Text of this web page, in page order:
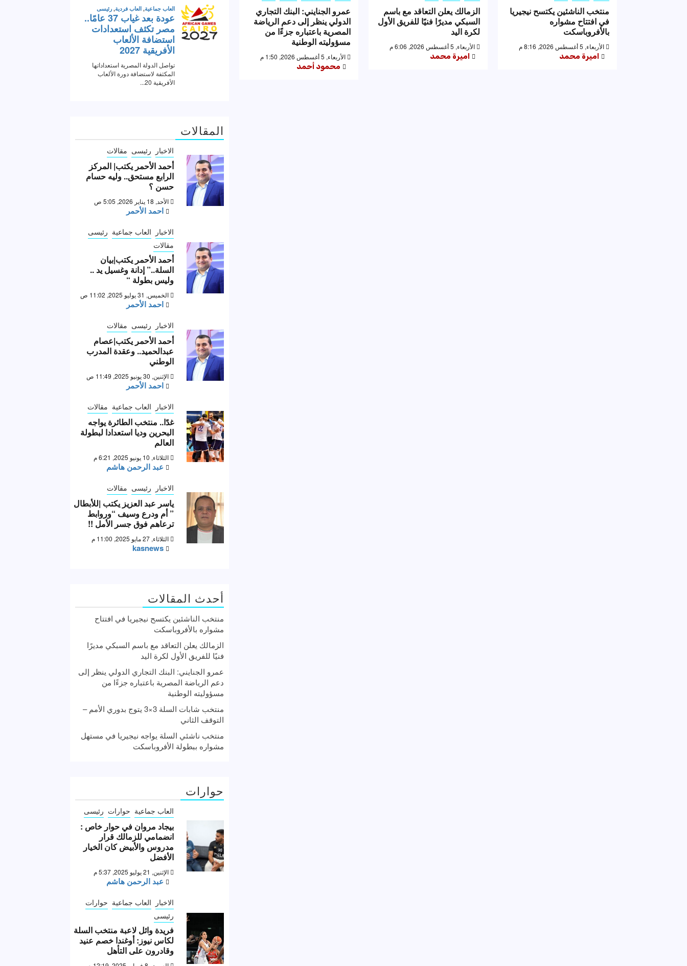
منتخب الناشئين يكتسح نيجيريا
في افتتاح مشواره
بالأفروباسكت
الأربعاء, 5 أغسطس 2026, 8:16 م
اميرة محمد
الزمالك يعلن التعاقد مع باسم
السبكي مديرًا فنيًا للفريق الأول
لكرة اليد
الأربعاء, 5 أغسطس 2026, 6:06 م
اميرة محمد
عمرو الجنايني: البنك التجاري
الدولي ينظر إلى دعم الرياضة
المصرية باعتباره جزءًا من
مسؤوليته الوطنية
الأربعاء, 5 أغسطس 2026, 1:50 م
محمود أحمد
المقالات
الاخبار رئيسى مقالات
أحمد الأحمر يكتب| المركز
الرابع مستحق.. وليه حسام
حسن ؟
الأحد, 18 يناير 2026, 5:05 ص
احمد الأحمر
الاخبار العاب جماعية رئيسى
مقالات
أحمد الأحمر يكتب|بيان
السلة..” إدانة وغسيل يد ..
وليس بطولة “
الخميس, 31 يوليو 2025, 11:02 ص
احمد الأحمر
الاخبار رئيسى مقالات
أحمد الأحمر يكتب|عصام
عبدالحميد.. وعقدة المدرب
الوطني
الإثنين, 30 يونيو 2025, 11:49 ص
احمد الأحمر
الاخبار العاب جماعية مقالات
غدًا.. منتخب الطائرة يواجه
البحرين وديا استعدادا لبطولة
العالم
الثلاثاء, 10 يونيو 2025, 6:21 م
عبد الرحمن هاشم
الاخبار رئيسى مقالات
ياسر عبد العزيز يكتب |للأبطال
” أم ودرع وسيف “وروابط
ترعاهم فوق جسر الأمل !!
الثلاثاء, 27 مايو 2025, 11:00 م
kasnews
أحدث المقالات
منتخب الناشئين يكتسح نيجيريا في افتتاح
مشواره بالأفروباسكت
الزمالك يعلن التعاقد مع باسم السبكي مديرًا
فنيًا للفريق الأول لكرة اليد
عمرو الجنايني: البنك التجاري الدولي ينظر إلى
دعم الرياضة المصرية باعتباره جزءًا من
مسؤوليته الوطنية
منتخب شابات السلة 3×3 يتوج بدوري الأمم –
التوقف الثاني
منتخب ناشئي السلة يواجه نيجيريا في مستهل
مشواره ببطولة الأفروباسكت
حوارات
العاب جماعية حوارات رئيسى
بيجاد مروان في حوار خاص :
انضمامي للزمالك قرار
مدروس والأبيض كان الخيار
الأفضل
الإثنين, 21 يوليو 2025, 5:37 م
عبد الرحمن هاشم
الاخبار العاب جماعية حوارات
رئيسى
فريدة وائل لاعبة منتخب السلة
لكاس نيوز: أوغندا خصم عنيد
وقادرون على التأهل